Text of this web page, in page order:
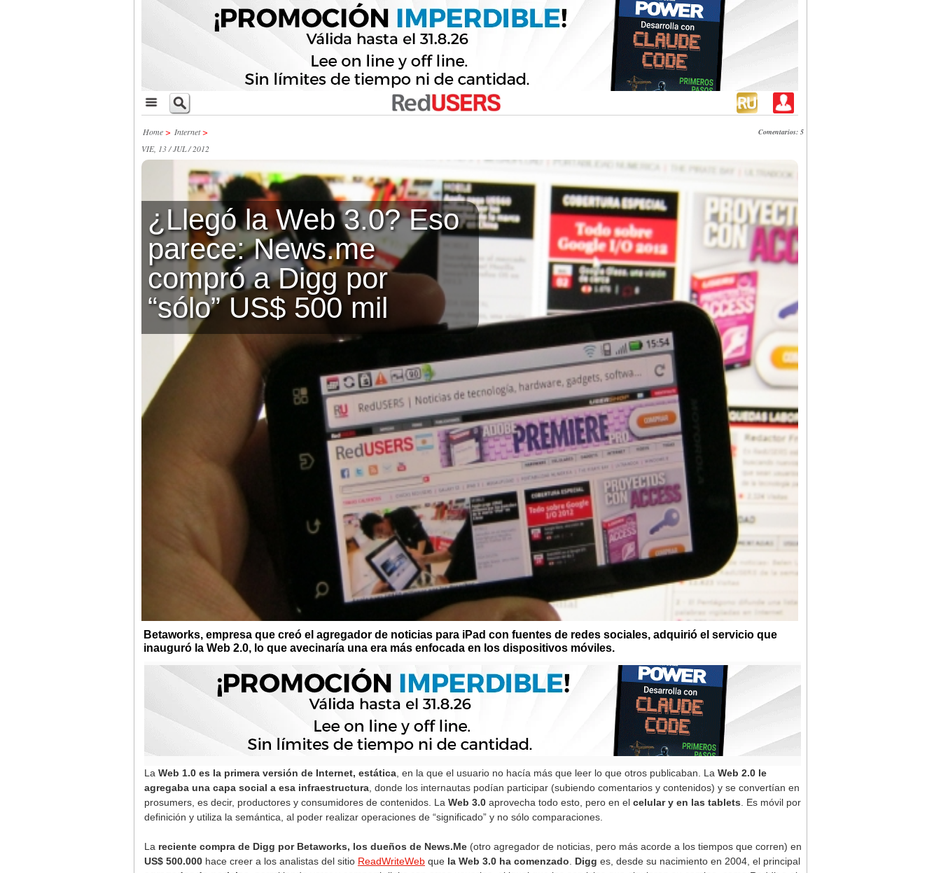
Home> Internet> Comentarios: 5
VIE, 13 / JUL / 2012
¿Llegó la Web 3.0? Eso
parece: News.me
compró a Digg por
“sólo” US$ 500 mil
Betaworks, empresa que creó el agregador de noticias para iPad con fuentes de redes sociales, adquirió el servicio que
inauguró la Web 2.0, lo que avecinaría una era más enfocada en los dispositivos móviles.
La Web 1.0 es la primera versión de Internet, estática , en la que el usuario no hacía más que leer lo que otros publicaban. La Web 2.0 le
agregaba una capa social a esa infraestructura , donde los internautas podían participar (subiendo comentarios y contenidos) y se convertían en
prosumers, es decir, productores y consumidores de contenidos. La Web 3.0 aprovecha todo esto, pero en el celular y en las tablets . Es móvil por
definición y utiliza la semántica, al poder realizar operaciones de “significado” y no sólo comparaciones.
La reciente compra de Digg por Betaworks, los dueños de News.Me (otro agregador de noticias, pero más acorde a los tiempos que corren) en
US$ 500.000 hace creer a los analistas del sitio ReadWriteWeb que la Web 3.0 ha comenzado Digg es, desde su nacimiento en 2004, el principal